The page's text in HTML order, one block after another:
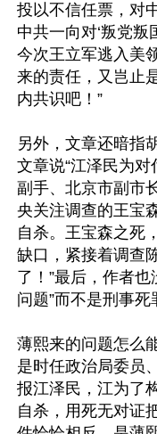
投以不信任票，对
中共一向对‘叛党叛
今次王立军逃入美
来的责任，又岂止
内共识吧！”
另外，文章还暗指
文章说“江泽民为
副手、北京市副市
央关注调查的王宝
自杀。王宝森之死
缺口，紧接着调查
了！”最后，作者
问题”而不是刑事死
薄熙来的问题怎么
是时任政治局委员
报江泽民，江为了
自杀，用死无对证